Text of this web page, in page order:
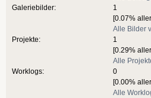
Galeriebilder:
Projekte:
Worklogs:
1
[0.07%
Alle Bilder
1
[0.29%
Alle
0
[0.00%
Alle